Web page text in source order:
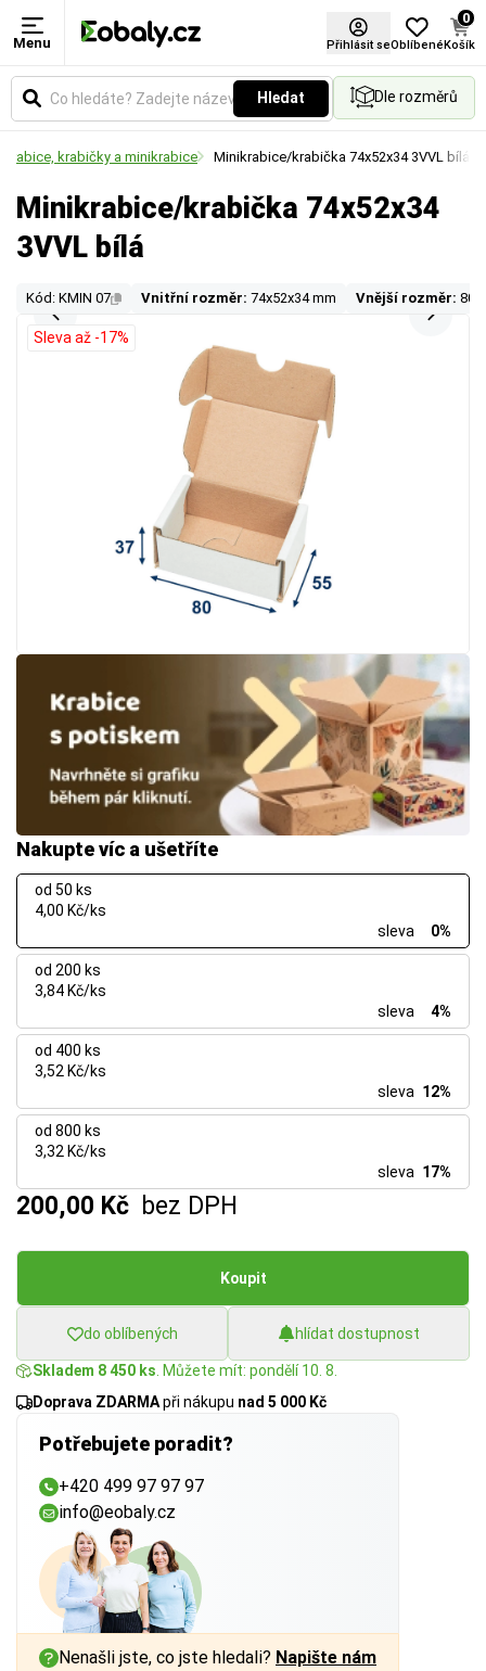
Menu Přihlásit seOblíbené
0
Košík
Hledat Dle rozměrů
krabice, krabičky a minikrabice Minikrabice/krabička 74x52x34 3VVL bílá
Minikrabice/krabička 74x52x34
3VVL bílá
Kód: KMIN 07 Vnitřní rozměr: 74x52x34 mm Vnější rozměr:
Nakupte víc a ušetříte
od 50 ks
4,00 Kč/ks
sleva
0%
od 200 ks
3,84 Kč/ks
sleva
4%
od 400 ks
3,52 Kč/ks
sleva 12%
od 800 ks
3,32 Kč/ks
sleva 17%
200,00 Kč bez DPH
Koupit
do oblíbených hlídat dostupnost
Skladem 8 450 ks . Můžete mít: pondělí 10. 8.
Doprava ZDARMApři nákupu nad 5 000 Kč
Potřebujete poradit?
+420 499 97 97 97
info@eobaly.cz
Nenašli jste, co jste hledali? Napište nám
Sleva až -17%